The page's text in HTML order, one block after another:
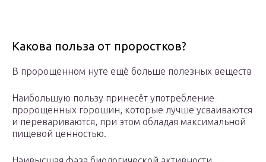
Какова польза от проростков?
В пророщенном нуте ещё больше полезных веществ
Наибольшую пользу принесёт употребление
пророщенных горошин, которые лучше усваиваются
и перевариваются, при этом обладая максимальной
пищевой ценностью.